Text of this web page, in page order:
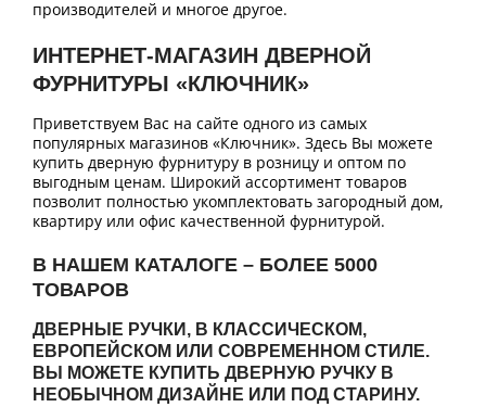
производителей и многое другое.
ИНТЕРНЕТ-МАГАЗИН ДВЕРНОЙ
ФУРНИТУРЫ «КЛЮЧНИК»
Приветствуем Вас на сайте одного из самых
популярных магазинов «Ключник». Здесь Вы можете
купить дверную фурнитуру в розницу и оптом по
выгодным ценам. Широкий ассортимент товаров
позволит полностью укомплектовать загородный дом,
квартиру или офис качественной фурнитурой.
В НАШЕМ КАТАЛОГЕ – БОЛЕЕ 5000
ТОВАРОВ
ДВЕРНЫЕ РУЧКИ, В КЛАССИЧЕСКОМ,
ЕВРОПЕЙСКОМ ИЛИ СОВРЕМЕННОМ СТИЛЕ.
ВЫ МОЖЕТЕ КУПИТЬ ДВЕРНУЮ РУЧКУ В
НЕОБЫЧНОМ ДИЗАЙНЕ ИЛИ ПОД СТАРИНУ.